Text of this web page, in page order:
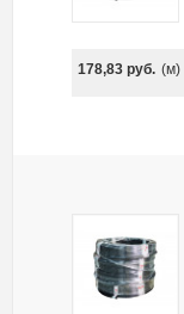
178,83руб. (м)